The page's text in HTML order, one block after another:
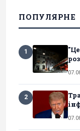
ПОПУЛЯРНЕ
1
2